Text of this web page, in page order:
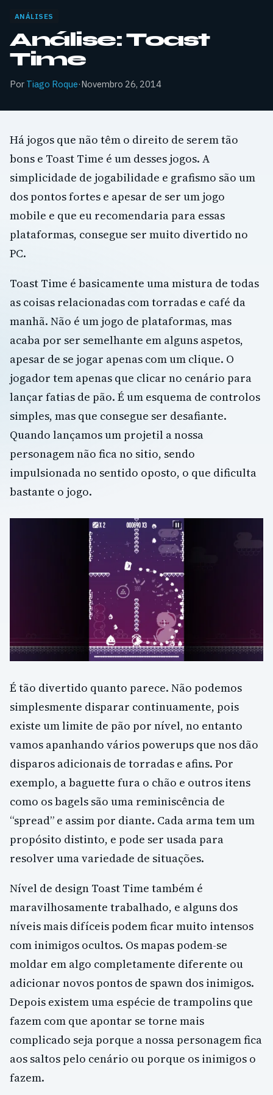
ANÁLISES
Análise: Toast
Time
Por Tiago Roque·Novembro 26, 2014
Há jogos que não têm o direito de serem tão
bons e Toast Time é um desses jogos. A
simplicidade de jogabilidade e grafismo são um
dos pontos fortes e apesar de ser um jogo
mobile e que eu recomendaria para essas
plataformas, consegue ser muito divertido no
PC.
Toast Time é basicamente uma mistura de todas
as coisas relacionadas com torradas e café da
manhã. Não é um jogo de plataformas, mas
acaba por ser semelhante em alguns aspetos,
apesar de se jogar apenas com um clique. O
jogador tem apenas que clicar no cenário para
lançar fatias de pão. É um esquema de controlos
simples, mas que consegue ser desafiante.
Quando lançamos um projetil a nossa
personagem não fica no sitio, sendo
impulsionada no sentido oposto, o que dificulta
bastante o jogo.
É tão divertido quanto parece. Não podemos
simplesmente disparar continuamente, pois
existe um limite de pão por nível, no entanto
vamos apanhando vários powerups que nos dão
disparos adicionais de torradas e afins. Por
exemplo, a baguette fura o chão e outros itens
como os bagels são uma reminiscência de
“spread” e assim por diante. Cada arma tem um
propósito distinto, e pode ser usada para
resolver uma variedade de situações.
Nível de design Toast Time também é
maravilhosamente trabalhado, e alguns dos
níveis mais difíceis podem ficar muito intensos
com inimigos ocultos. Os mapas podem-se
moldar em algo completamente diferente ou
adicionar novos pontos de spawn dos inimigos.
Depois existem uma espécie de trampolins que
fazem com que apontar se torne mais
complicado seja porque a nossa personagem fica
aos saltos pelo cenário ou porque os inimigos o
fazem.